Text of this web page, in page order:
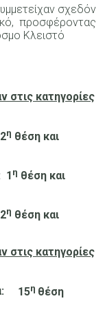
σχεδόν
προσφέροντας
Κλειστό
στις κατηγορίες
2η θέση και
1 η θέση και
2η θέση και
στις κατηγορίες
: 15η θέση